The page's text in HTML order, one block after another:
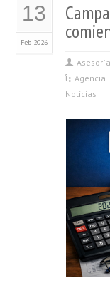
13
Feb 2026
Agencia
Noticias